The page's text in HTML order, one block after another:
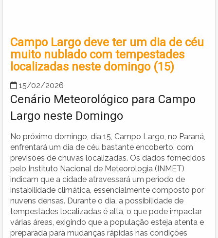
Campo Largo deve ter um dia de céu
muito nublado com tempestades
localizadas neste domingo (15)
15/02/2026
Cenário Meteorológico para Campo
Largo neste Domingo
No próximo domingo, dia 15, Campo Largo, no Paraná,
enfrentará um dia de céu bastante encoberto, com
previsões de chuvas localizadas. Os dados fornecidos
pelo Instituto Nacional de Meteorologia (INMET)
indicam que a cidade atravessará um período de
instabilidade climática, essencialmente composto por
nuvens densas. Durante o dia, a possibilidade de
tempestades localizadas é alta, o que pode impactar
várias áreas, exigindo que a população esteja atenta e
preparada para mudanças rápidas nas condições